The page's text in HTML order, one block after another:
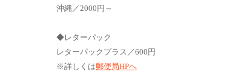
沖縄／2000円～
◆レターパック
レターパックプラス／600円
※詳しくは郵便局HPへ